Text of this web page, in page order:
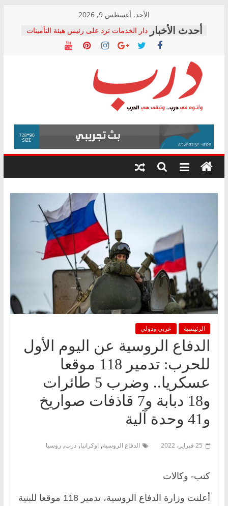
content
الأحد, أغسطس 9, 2026
دار الخدمات ترد على رئيس هيئة التأمينات
بعد مؤتمره الصحفي: إنكار الأزمة لا ينهي
معاناة أصحاب المعاشات.. ونطالب بكشف
فرحات سليمان يكتب: القطاع الصحي إلى
أين؟
حزب التحالف الشعبي يطلق لجنة “الحق
في الصحة” بالإسكندرية لرصد الانتهاكات
ودعم المرضى
الوزاري لمدينة الصحفيين.. وانتهاء أعمال
إنشاء المبنى الإداري
المجلس القومي لحقوق الإنسان يعلن
متابعة قضية الدكتور محمد زهران.. ويؤكد:
قرينة البراءة وضمانات المحاكمة العادلة
درب
وأتوه
درب..
وتبقى
هي
الرئيسية عربي ودولي
الدفاع الروسية عن اليوم الأول
للحرب: تدمير 118 موقعا
عسكريا.. وضرب 5 طائرات
و18 دبابة و7 قاذفات صواريخ
و41 وحدة آلية
25 فبراير، 2022 الدفاع الروسية, اوكرانيا, درب, روسيا
كتب- وكالات
أعلنت وزارة الدفاع الروسية، تدمير 118 موقعا للبنية